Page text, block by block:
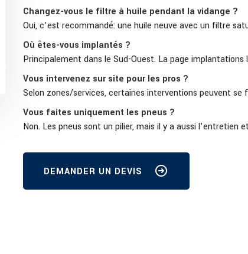
Changez-vous le filtre à huile pendant la vidange ?
Oui, c’est recommandé: une huile neuve avec un filtre
Où êtes-vous implantés ?
Principalement dans le Sud-Ouest. La page implantations
Vous intervenez sur site pour les pros ?
Selon zones/services, certaines interventions peuvent
Vous faites uniquement les pneus ?
Non. Les pneus sont un pilier, mais il y a aussi l’entretien
DEMANDER UN DEVIS